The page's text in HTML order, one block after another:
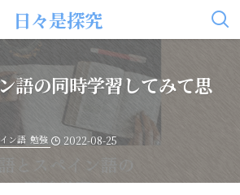
日々是探究
語の同時学習してみて思
ン語 勉強 2022-08-25